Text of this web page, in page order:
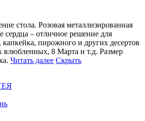
стола. Розовая металлизированная
сердца – отличное решение для
капкейка, пирожного и других десертов
влюбленных, 8 Марта и т.д. Размер
Читать далее Скрыть